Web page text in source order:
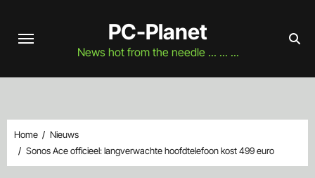
PC-Planet
News hot from the needle ... ... ...
Home
Nieuws
Sonos Ace officieel: langverwachte hoofdtelefoon kost 499 euro